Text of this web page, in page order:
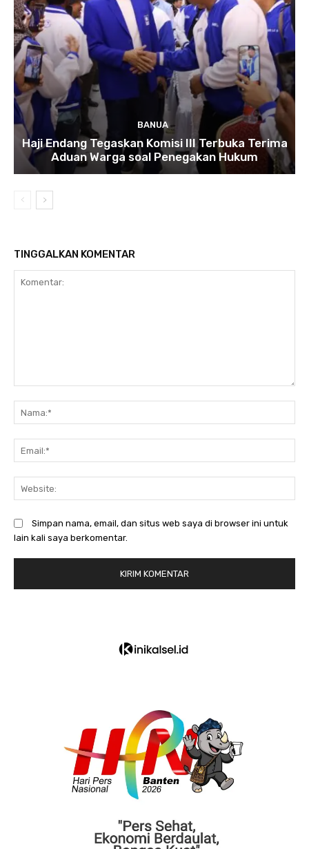
BANUA
Haji Endang Tegaskan Komisi III Terbuka Terima
Aduan Warga soal Penegakan Hukum
TINGGALKAN KOMENTAR
Simpan nama, email, dan situs web saya di browser ini untuk
lain kali saya berkomentar.